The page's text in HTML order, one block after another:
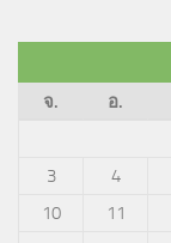
จ.
อ.
3
4
10
11